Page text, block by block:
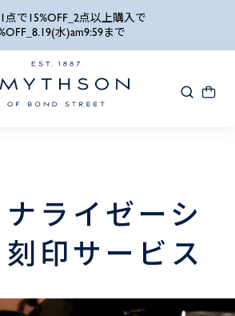
点で15%OFF_2点以上購入で
水)am9:59まで
ライゼーシ
刻印サービス